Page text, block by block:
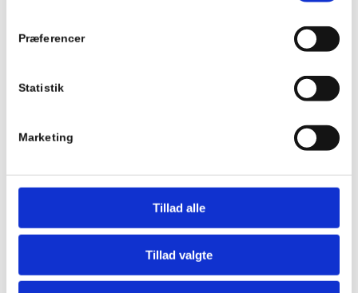
Præferencer
Statistik
Marketing
Tillad alle
Tillad valgte
Vedligeholdelse af grønne
Græsslåning
Beskæring af træer og buske
Opretning af bede/fliser
Fræsning/graveopgaver
Plantning af nye buske, træer, blomster i bede eller krukker
Opsamling af papir og skrald
Fejning af belægning og sugning af blade